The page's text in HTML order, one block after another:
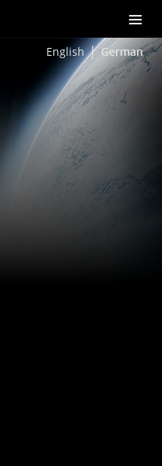
English German